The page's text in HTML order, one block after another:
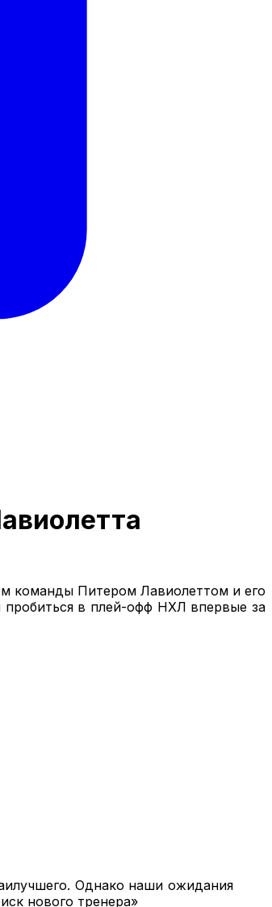
команды Питером Лавиолеттом и его
в плей-офф НХЛ впервые за
Однако наши ожидания
нового тренера»